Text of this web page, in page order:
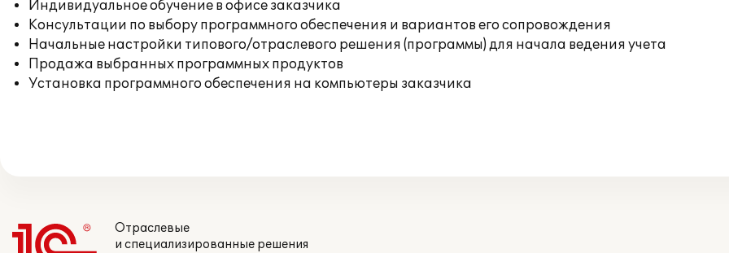
Индивидуальное обучение в офисе заказчика
Консультации по выбору программного обеспечения и вариантов его сопровождения
Начальные настройки типового/отраслевого решения (программы) для начала ведения учета
Продажа выбранных программных продуктов
Установка программного обеспечения на компьютеры заказчика
Отраслевые
и специализированные решения